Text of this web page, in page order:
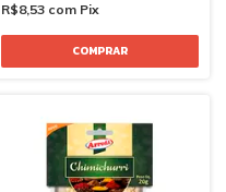
R$8,53 com Pix